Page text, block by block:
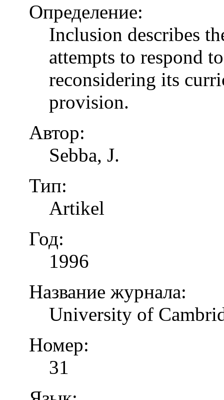
Определение:
Inclusion describes
attempts to respond
reconsidering its
provision.
Автор:
Sebba, J.
Тип:
Artikel
Год:
1996
Название журнала:
University of
Номер:
31